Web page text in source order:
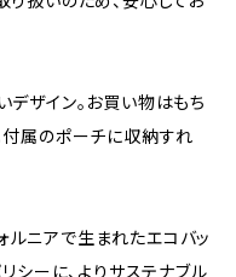
デザイン。お買い物はもち
付属のポーチに収納すれ
ルニアで生まれたエコバッ
リシーに、よりサステナブル